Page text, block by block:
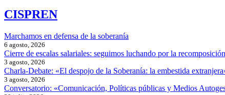
CISPREN
Marchamos en defensa de la soberanía
6 agosto, 2026
Cierre de escalas salariales: seguimos luchando por la
3 agosto, 2026
Charla-Debate: «El despojo de la Soberanía: la embestida
3 agosto, 2026
Conversatorio: «Comunicación, Políticas públicas y Medios